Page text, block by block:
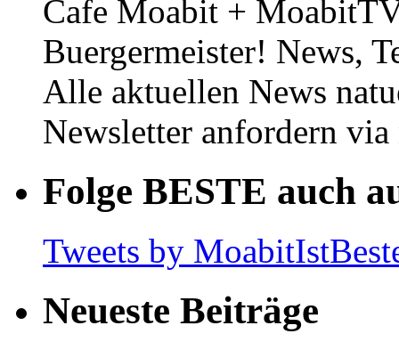
Cafe Moabit +
Buergermeister! News,
Alle aktuellen News
Newsletter anfordern
Folge BESTE auch
Tweets by
Neueste Beiträge